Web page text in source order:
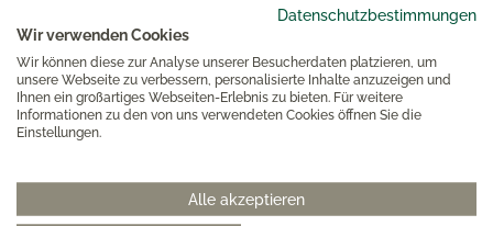
Datenschutzbestimmungen
Wir verwenden Cookies
Wir können diese zur Analyse unserer Besucherdaten platzieren, um
unsere Webseite zu verbessern, personalisierte Inhalte anzuzeigen und
Ihnen ein großartiges Webseiten-Erlebnis zu bieten. Für weitere
Informationen zu den von uns verwendeten Cookies öffnen Sie die
Einstellungen.
Alle akzeptieren
Windlichter von iittala Ihr Heim. Designt im
minimalistischen Skandi-Look sind sie ein Statement, ohne
dezente Akzente.
iittala Vasen entdecken
Beratung